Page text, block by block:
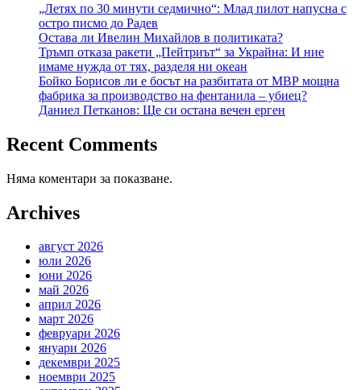
„Летях по 30 минути седмично“: Млад пилот напусна с
остро писмо до Радев
Остава ли Ивелин Михайлов в политиката?
Тръмп отказа ракети „Пейтриът“ за Украйна: И ние
имаме нужда от тях, разделя ни океан
Бойко Борисов ли е босът на разбитата от МВР мощна
фабрика за производство на фентанила – убиец?
Даниел Петканов: Ще си остана вечен ерген
Recent Comments
Няма коментари за показване.
Archives
август 2026
юли 2026
юни 2026
май 2026
април 2026
март 2026
февруари 2026
януари 2026
декември 2025
ноември 2025